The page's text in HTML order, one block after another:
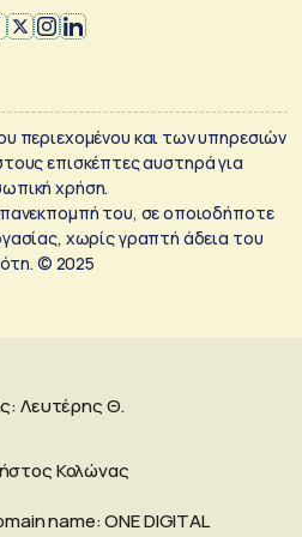
περιεχομένου και των υπηρεσιών
επισκέπτες αυστηρά για
χρήση.
του, σε οποιοδήποτε
χωρίς γραπτή άδεια του
© 2025
Λευτέρης Θ.
Κολώνας
name: ΟΝΕ DIGITAL